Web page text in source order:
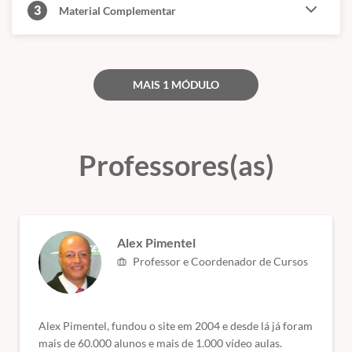
graduação ou pós-graduação.
Conforme citado acima, nossos cursos são de nível básico e livre,
ou seja, servem para atualização e qualificação. Todos esses órgãos
3 Material Complementar
MAIS 1 MÓDULO
Professores(as)
Alex Pimentel
Professor e Coordenador de Cursos
Alex Pimentel, fundou o site em 2004 e desde lá já foram
mais de 60.000 alunos e mais de 1.000 vídeo aulas.